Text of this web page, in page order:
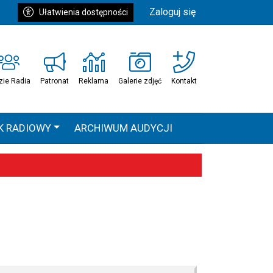
Ułatwienia dostępności Zaloguj się
Radia Patronat Reklama Galerie zdjęć Kontakt
RADIOWY ARCHIWUM AUDYCJI
HEAVEN TOUR